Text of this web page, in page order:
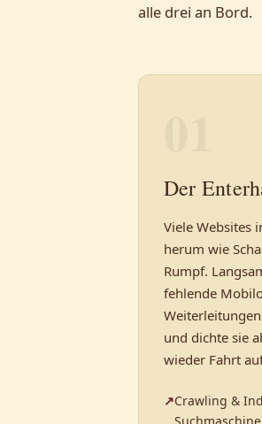
alle drei an Bord.
Der
Viele Websites
herum wie
Rumpf.
fehlende
und dichte sie
wieder Fahrt
Crawling &